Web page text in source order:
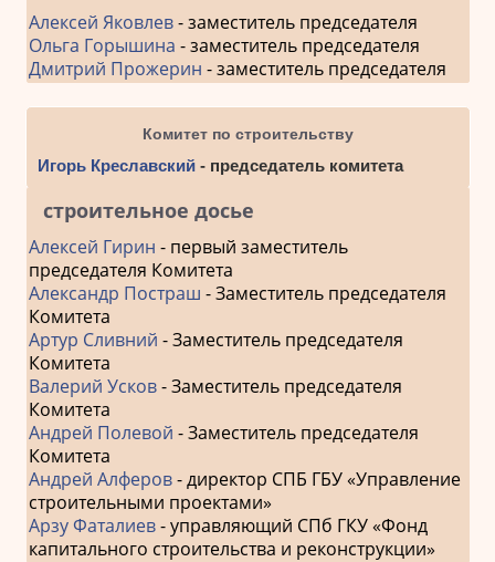
Алексей Яковлев- заместитель председателя
Ольга Горышина - заместитель председателя
Дмитрий Прожерин - заместитель председателя
Комитет по строительству
Игорь Креславский - председатель комитета
строительное досье
Алексей Гирин - первый заместитель
председателя Комитета
Александр Постраш - Заместитель председателя
Комитета
Артур Сливний - Заместитель председателя
Комитета
Валерий Усков- Заместитель председателя
Комитета
Андрей Полевой - Заместитель председателя
Комитета
Андрей Алферов- директор СПБ ГБУ «Управление
строительными проектами»
Арзу Фаталиев- управляющий СПб ГКУ «Фонд
капитального строительства и реконструкции»